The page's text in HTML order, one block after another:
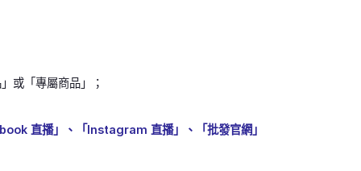
或「專屬商品」；
直播」、「Instagram 直播」、「批發官網」